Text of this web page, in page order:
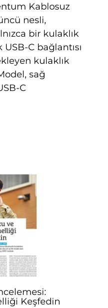
Kablosuz
nesli,
bir kulaklık
C bağlantısı
kulaklık
sağ
C
Keşfedin